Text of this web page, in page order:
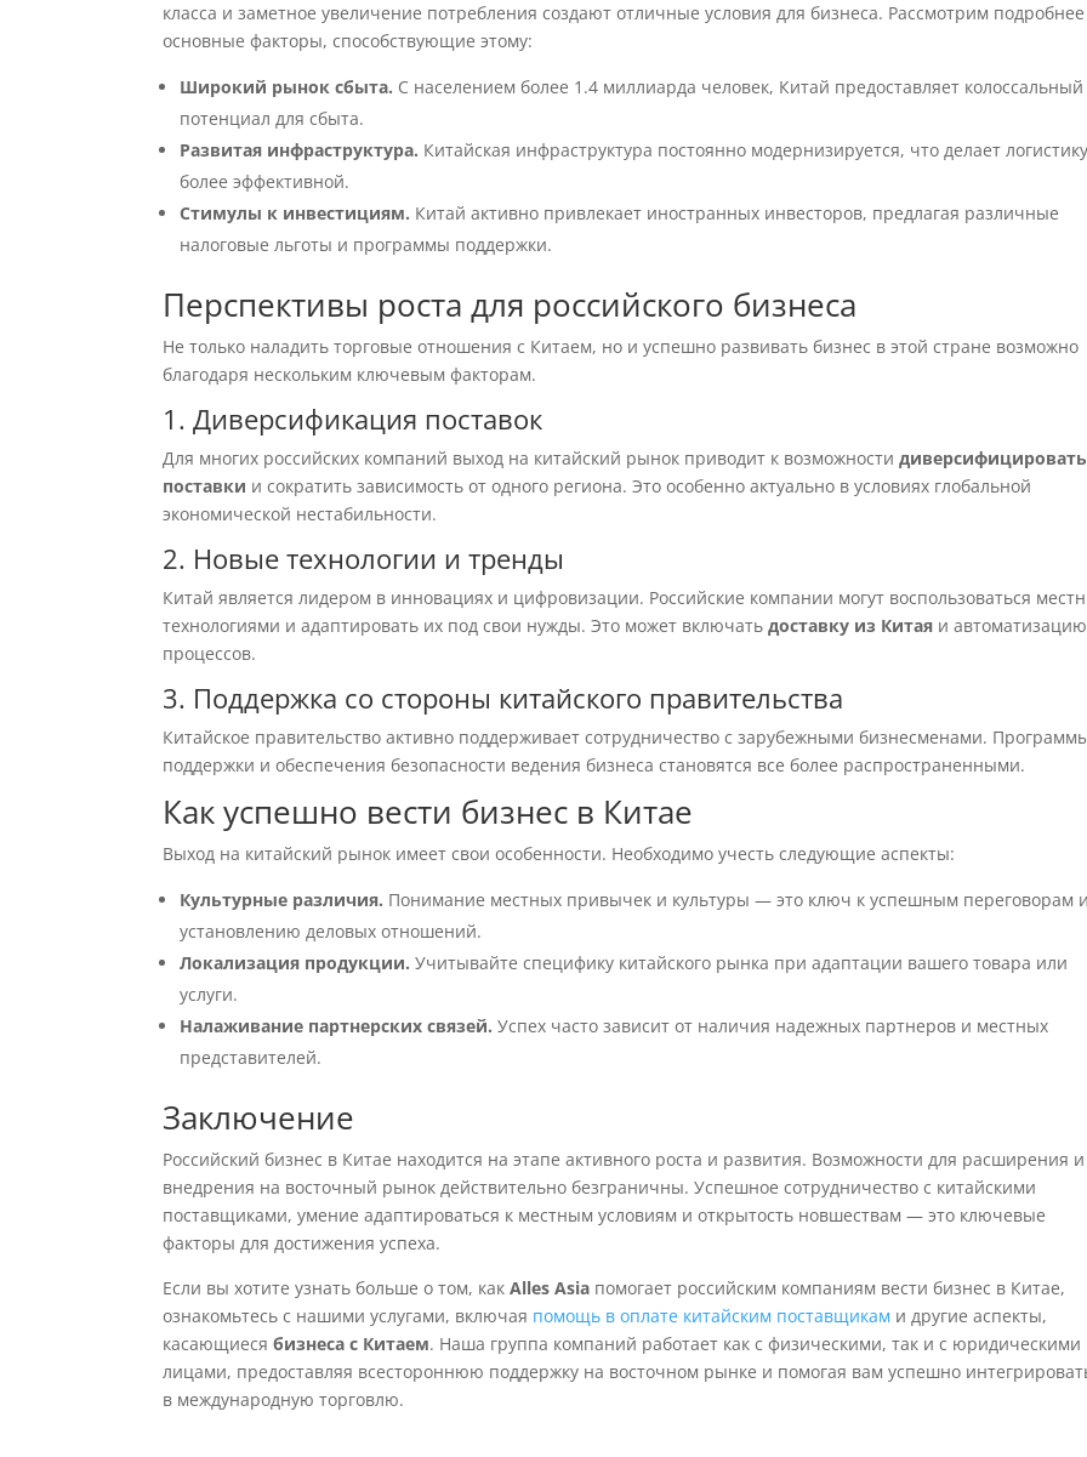
класса и заметное увеличение потребления создают отличные условия для бизнеса. Рассмотрим подробнее
основные факторы, способствующие этому:
Широкий рынок сбыта. С населением более 1.4 миллиарда человек, Китай предоставляет колоссальный
потенциал для сбыта.
Развитая инфраструктура. Китайская инфраструктура постоянно модернизируется, что делает
более эффективной.
Стимулы к инвестициям. Китай активно привлекает иностранных инвесторов, предлагая различные
налоговые льготы и программы поддержки.
Перспективы роста для российского бизнеса
Не только наладить торговые отношения с Китаем, но и успешно развивать бизнес в этой стране возможно
благодаря нескольким ключевым факторам.
1. Диверсификация поставок
Для многих российских компаний выход на китайский рынок приводит к возможностидиверсифицировать
поставки и сократить зависимость от одного региона. Это особенно актуально в условиях глобальной
экономической нестабильности.
2. Новые технологии и тренды
Китай является лидером в инновациях и цифровизации. Российские компании могут воспользоваться
технологиями и адаптировать их под свои нужды. Это может включатьдоставку из Китая и автоматизацию
процессов.
3. Поддержка со стороны китайского правительства
Китайское правительство активно поддерживает сотрудничество с зарубежными бизнесменами.
поддержки и обеспечения безопасности ведения бизнеса становятся все более распространенными.
Как успешно вести бизнес в Китае
Выход на китайский рынок имеет свои особенности. Необходимо учесть следующие аспекты:
Культурные различия. Понимание местных привычек и культуры — это ключ к успешным переговорам
установлению деловых отношений.
Локализация продукции. Учитывайте специфику китайского рынка при адаптации вашего товара или
услуги.
Налаживание партнерских связей. Успех часто зависит от наличия надежных партнеров и местных
представителей.
Заключение
Российский бизнес в Китае находится на этапе активного роста и развития. Возможности для расширения и
внедрения на восточный рынок действительно безграничны. Успешное сотрудничество с китайскими
поставщиками, умение адаптироваться к местным условиям и открытость новшествам — это ключевые
факторы для достижения успеха.
Если вы хотите узнать больше о том, какAlles Asia помогает российским компаниям вести бизнес в Китае,
ознакомьтесь с нашими услугами, включая помощь в оплате китайским поставщикам и другие аспекты,
касающиесябизнеса с Китаем. Наша группа компаний работает как с физическими, так и с юридическими
лицами, предоставляя всестороннюю поддержку на восточном рынке и помогая вам успешно
в международную торговлю.